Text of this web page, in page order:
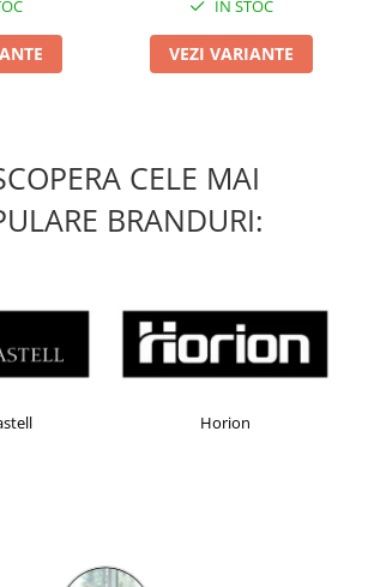
uri)
tech
IN STOC
VEZI VARIANTE
CELE MAI
BRANDURI:
Horion